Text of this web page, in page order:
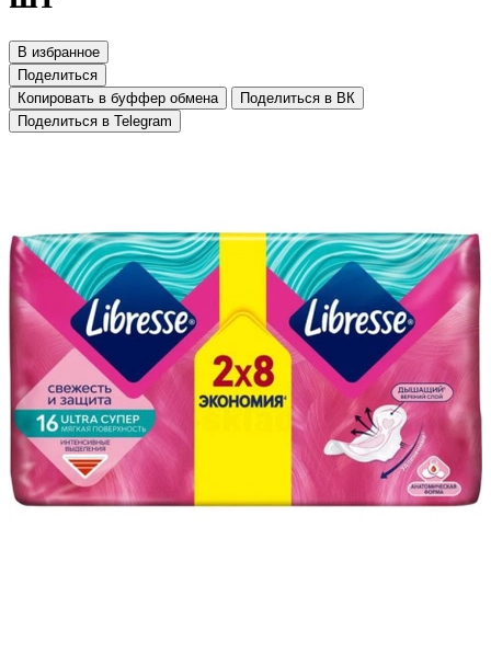
В избранное
Поделиться
Копировать в буффер обмена
Поделиться в ВК
Поделиться в Telegram